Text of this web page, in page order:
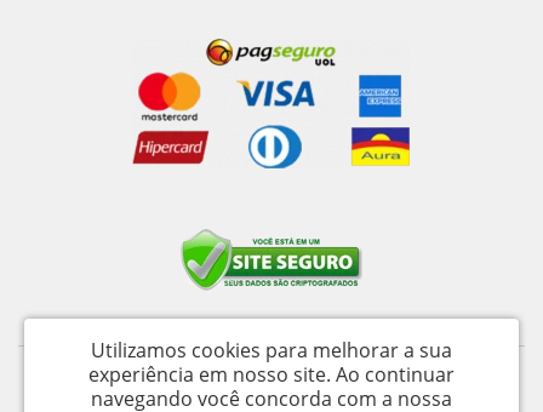
Itu Trailers Ltda - CNPJ: 62.043.518/0001-60
Utilizamos cookies para melhorar a sua
experiência em nosso site. Ao continuar
navegando você concorda com a nossa